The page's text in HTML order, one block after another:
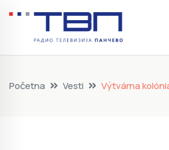
Početna Vesti Výtvárna